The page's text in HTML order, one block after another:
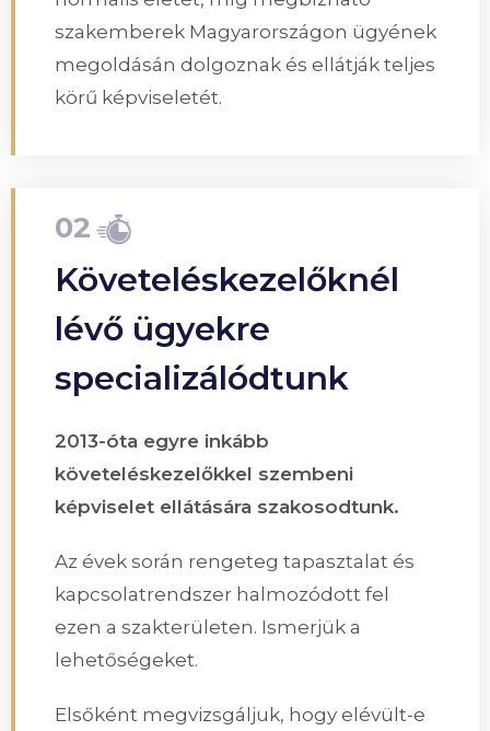
szakemberek Magyarországon ügyének
megoldásán dolgoznak és ellátják teljes
körű képviseletét.
02
Követeléskezelőknél
lévő ügyekre
specializálódtunk
2013-óta egyre inkább
követeléskezelőkkel szembeni
képviselet ellátására szakosodtunk.
Az évek során rengeteg tapasztalat és
kapcsolatrendszer halmozódott fel
ezen a szakterületen. Ismerjük a
lehetőségeket.
Elsőként megvizsgáljuk, hogy elévült-e